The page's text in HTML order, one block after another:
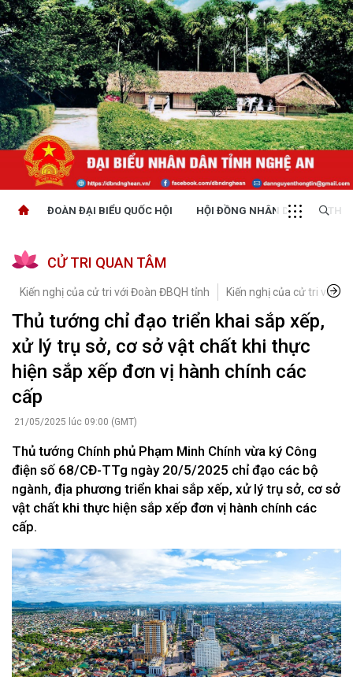
ĐOÀN ĐẠI BIỂU QUỐC HỘI HỘI ĐỒNG NHÂN DÂN
CỬ TRI QUAN TÂM
Kiến nghị của cử tri với Đoàn ĐBQH tỉnh Kiến nghị của cử tri với
Thủ tướng chỉ đạo triển khai sắp xếp,
xử lý trụ sở, cơ sở vật chất khi thực
hiện sắp xếp đơn vị hành chính các
cấp
21/05/2025 lúc 09:00 (GMT)
Thủ tướng Chính phủ Phạm Minh Chính vừa ký Công
điện số 68/CĐ-TTg ngày 20/5/2025 chỉ đạo các bộ
ngành, địa phương triển khai sắp xếp, xử lý trụ sở, cơ sở
vật chất khi thực hiện sắp xếp đơn vị hành chính các
cấp.